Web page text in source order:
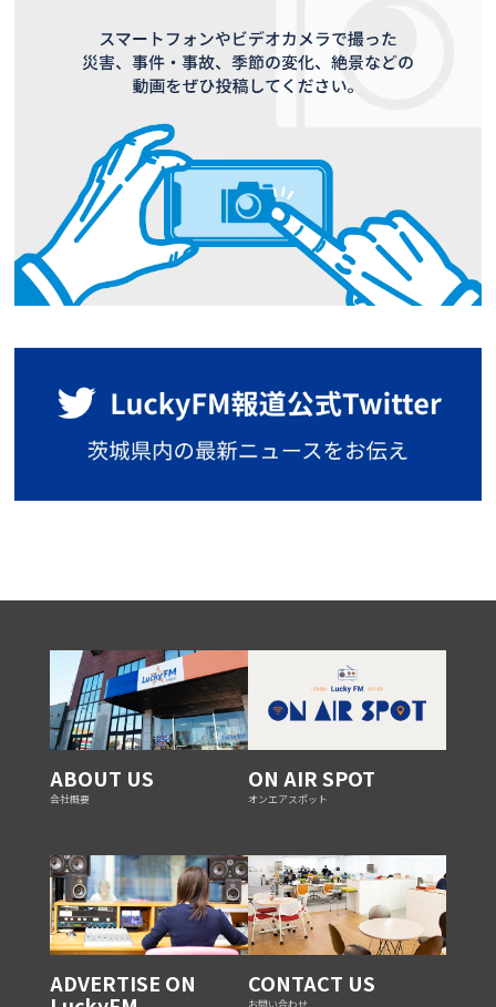
ABOUT US
会社概要
ON AIR SPOT
オンエアスポット
ADVERTISE ON CONTACT US